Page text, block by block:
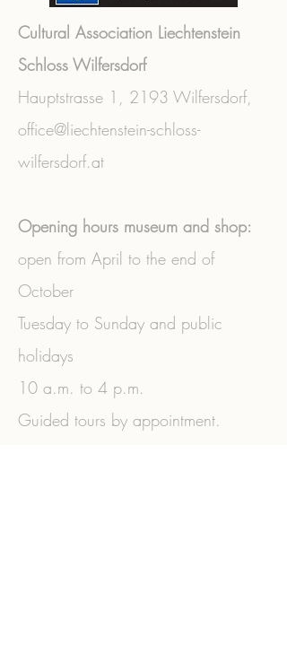
Cultural Association Liechtenstein
Schloss Wilfersdorf
Hauptstrasse 1, 2193 Wilfersdorf,
office@liechtenstein-schloss-
wilfersdorf.at
Opening hours museum and shop:
open from April to the end of
October
Tuesday to Sunday and public
holidays
10 a.m. to 4 p.m.
Guided tours by appointment.